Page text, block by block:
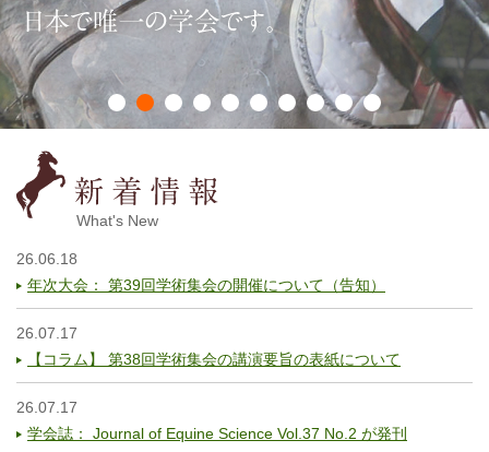
What's New
26.06.18
年次大会： 第39回学術集会の開催について（告知）
26.07.17
【コラム】 第38回学術集会の講演要旨の表紙について
26.07.17
学会誌： Journal of Equine Science Vol.37 No.2 が発刊